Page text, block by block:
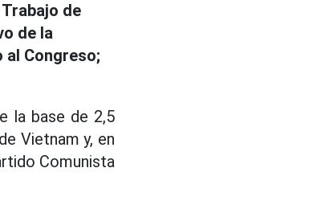
de
de la
al Congreso;
la base de 2,5
Vietnam y, en
Comunista